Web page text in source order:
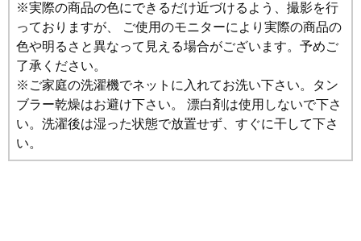
※実際の商品の色にできるだけ近づけるよう、撮影を行
っておりますが、 ご使用のモニターにより実際の商品の
色や明るさと異なって見える場合がございます。予めご
了承ください。
※ご家庭の洗濯機でネットに入れてお洗い下さい。タン
ブラー乾燥はお避け下さい。 漂白剤は使用しないで下さ
い。洗濯後は湿った状態で放置せず、すぐに干して下さ
い。